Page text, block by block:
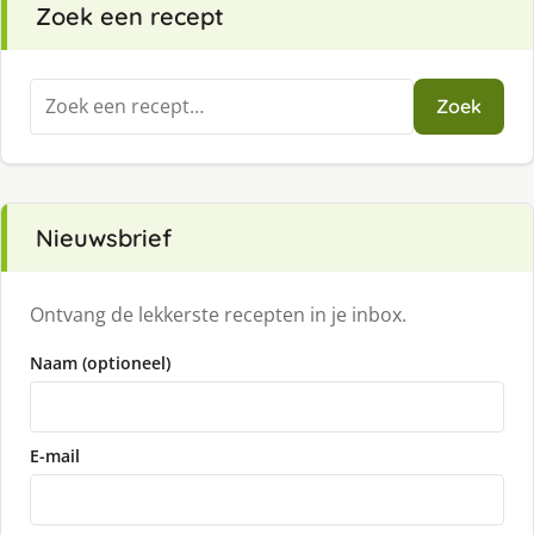
Zoek een recept
Zoeken
naar:
Zoek
Nieuwsbrief
Ontvang de lekkerste recepten in je inbox.
Naam (optioneel)
E-mail